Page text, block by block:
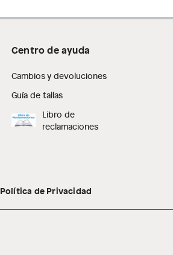
Centro de ayuda
Cambios y devoluciones
Guía de tallas
Libro de
reclamaciones
Política de Privacidad